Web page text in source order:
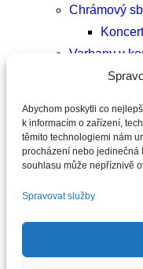
Abychom poskytli co
k informacím o zařízení,
těmito technologiemi nám
procházení nebo jedinečná
souhlasu může nepříznivě
Spravovat služby
Chrámový
Varhany v
Kostely
Rataje
Rovná